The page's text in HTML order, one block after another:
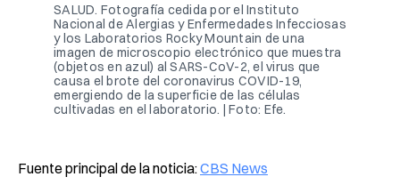
SALUD. Fotografía cedida por el Instituto
Nacional de Alergias y Enfermedades Infecciosas
y los Laboratorios Rocky Mountain de una
imagen de microscopio electrónico que muestra
(objetos en azul) al SARS-CoV-2, el virus que
causa el brote del coronavirus COVID-19,
emergiendo de la superficie de las células
cultivadas en el laboratorio. | Foto: Efe.
Fuente principal de la noticia:CBS News